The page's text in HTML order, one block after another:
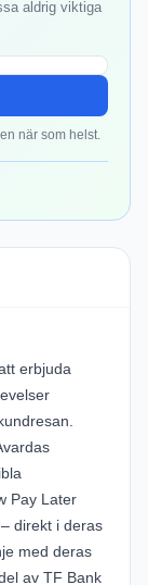
aldrig viktiga
när som helst.
erbjuda
Pay Later
direkt i deras
med deras
av TF Bank